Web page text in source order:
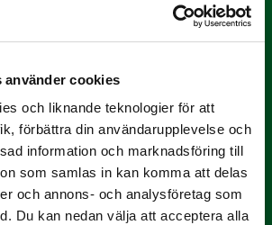
använder cookies
och liknande teknologier för att
förbättra din användarupplevelse och
information och marknadsföring till
som samlas in kan komma att delas
och annons- och analysföretag som
Du kan nedan välja att acceptera alla
Spelare i juni